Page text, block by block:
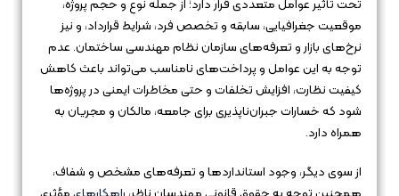
تحت تأثیر عوامل متعددی قرار دارد؛ از جمله نوع و حجم پروژه،
موقعیت جغرافیایی، سابقه و تخصص فرد، شرایط قرارداد، و نیز
نرخ‌های بازار و تعرفه‌های سازمان نظام مهندسی ساختمان. عدم
توجه به این عوامل و پرداخت‌های نامناسب می‌تواند باعث کاهش
کیفیت نظارت، افزایش تخلفات و حتی مخاطرات ایمنی در پروژه‌ها
شود که خسارات جبران‌ناپذیری برای جامعه، مالکان و مجریان به
همراه دارد.
از سوی دیگر، وجود استانداردها و تعرفه‌های مشخص و شفاف،